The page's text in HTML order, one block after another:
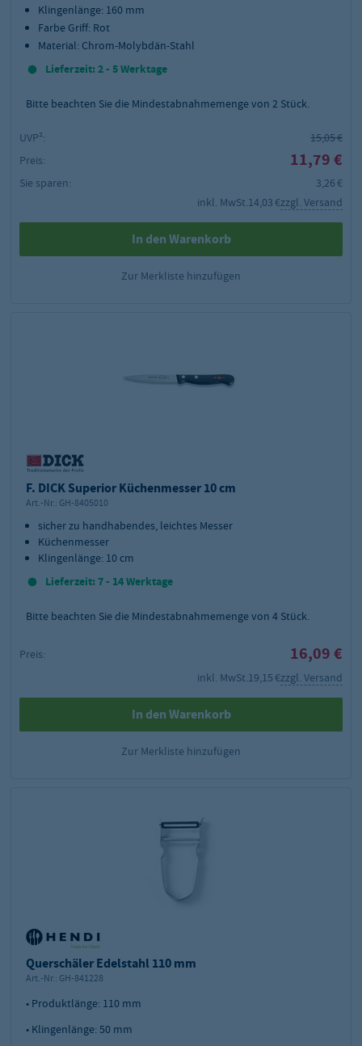
Klingenlänge: 160 mm
Farbe Griff: Rot
Material: Chrom-Molybdän-Stahl
Lieferzeit: 2 - 5 Werktage
Bitte beachten Sie die Mindestabnahmemenge von 2 Stück.
UVP²:
15,05 €
Preis:
11,79 €
Sie sparen:
3,26 €
inkl. MwSt.14,03 €zzgl. Versand
In den Warenkorb
Zur Merkliste hinzufügen
F. DICK Superior Küchenmesser 10 cm
Art.-Nr.: GH-8405010
sicher zu handhabendes, leichtes Messer
Küchenmesser
Klingenlänge: 10 cm
Lieferzeit: 7 - 14 Werktage
Bitte beachten Sie die Mindestabnahmemenge von 4 Stück.
Preis: 16,09 €
inkl. MwSt.19,15 €zzgl. Versand
In den Warenkorb
Zur Merkliste hinzufügen
Querschäler Edelstahl 110 mm
Art.-Nr.: GH-841228
• Produktlänge: 110 mm
• Klingenlänge: 50 mm